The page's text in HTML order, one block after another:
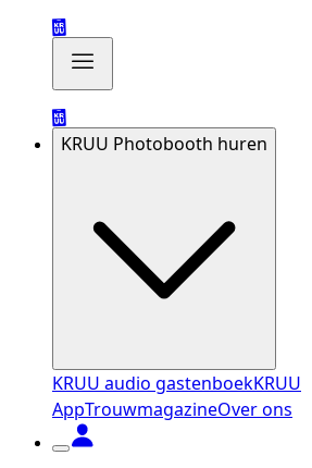
KRUU Photobooth huren
KRUU audio gastenboekKRUU
AppTrouwmagazineOver ons